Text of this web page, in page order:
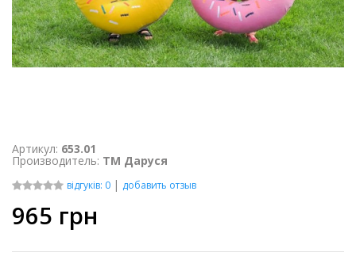
Артикул: 653.01
Производитель: ТМ Даруся
відгуків: 0 | добавить отзыв
965 грн